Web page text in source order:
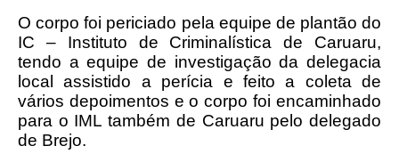
O corpo foi periciado pela equipe de plantão do
IC – Instituto de Criminalística de Caruaru,
tendo a equipe de investigação da delegacia
local assistido a perícia e feito a coleta de
vários depoimentos e o corpo foi encaminhado
para o IML também de Caruaru pelo delegado
de Brejo.